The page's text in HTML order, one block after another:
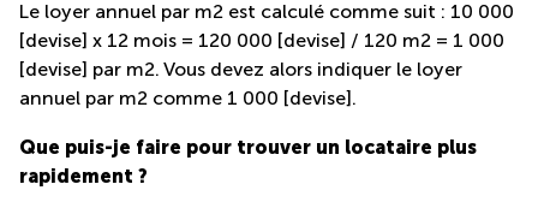
Le loyer annuel par m2 est calculé comme suit : 10 000
[devise] x 12 mois = 120 000 [devise] / 120 m2 = 1 000
[devise] par m2. Vous devez alors indiquer le loyer
annuel par m2 comme 1 000 [devise].
Que puis-je faire pour trouver un locataire plus
rapidement ?